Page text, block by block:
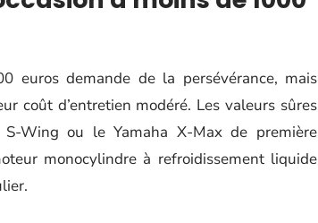
euros demande de la persévérance, mais
coût d’entretien modéré. Les valeurs sûres
Wing ou le Yamaha X-Max de première
monocylindre à refroidissement liquide